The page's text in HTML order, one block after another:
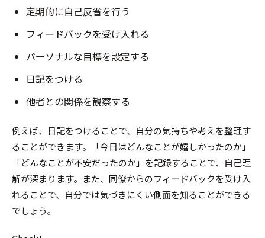
定期的に自己反省を行う
フィードバックを受け入れる
パーソナルな目標を設定する
日記をつける
他者との関係を観察する
例えば、日記をつけることで、自分の気持ちや考えを整理す
ることができます。「今日はどんなことが嬉しかったのか」
「どんなことが不安だったのか」を記録することで、自己理
解が深まります。また、同僚からのフィードバックを受け入
れることで、自分では気づきにくい側面を知ることができる
でしょう。